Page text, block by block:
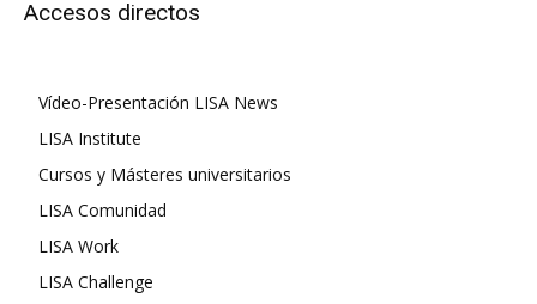
Accesos directos
Vídeo-Presentación LISA News
LISA Institute
Cursos y Másteres universitarios
LISA Comunidad
LISA Work
LISA Challenge